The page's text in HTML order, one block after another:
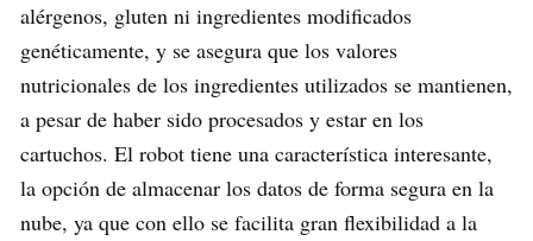
alérgenos, gluten ni ingredientes modificados
genéticamente, y se asegura que los valores
nutricionales de los ingredientes utilizados se mantienen,
a pesar de haber sido procesados y estar en los
cartuchos. El robot tiene una característica interesante,
la opción de almacenar los datos de forma segura en la
nube, ya que con ello se facilita gran flexibilidad a la